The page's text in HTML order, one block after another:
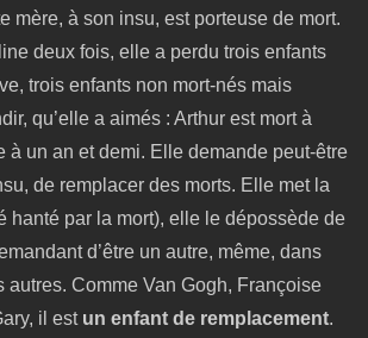
mère, à son insu, est porteuse de mort.
deux fois, elle a perdu trois enfants
trois enfants non mort-nés mais
qu’elle a aimés : Arthur est mort à
à un an et demi. Elle demande peut-être
de remplacer des morts. Elle met la
hanté par la mort), elle le dépossède de
d’être un autre, même, dans
autres. Comme Van Gogh, Françoise
il est un enfant de remplacement.